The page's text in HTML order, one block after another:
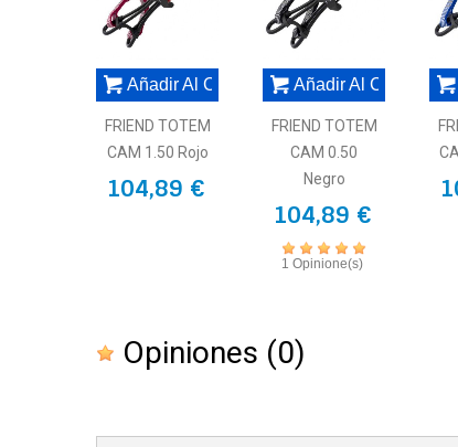
0
13-
87
0.5 92
100
Añadir Al Carrito
FRIEND TOTEM
CAM 1.50 Rojo
104,89 €
Añadir Al Carrito
FRIEND TOTEM
CAM 0.50
Negro
104,89 €
1 Opinione(s)
Opiniones (0)